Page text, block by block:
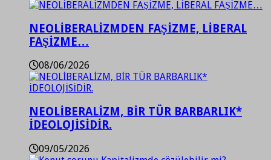
NEOLİBERALİZMDEN FAŞİZME, LİBERAL
FAŞİZME…
08/06/2026
NEOLİBERALİZM, BİR TÜR BARBARLIK*
İDEOLOJİSİDİR.
09/05/2026